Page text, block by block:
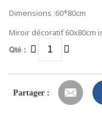
Dimensions :60*80cm
Miroir décoratif 60x80cm
Qté :
Partager :